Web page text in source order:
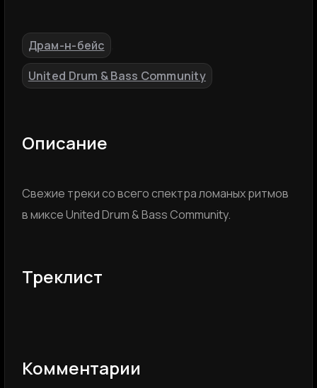
Драм-н-бейс
United Drum & Bass Community
Описание
Cвежие треки со всего спектра ломаных ритмов
в миксе United Drum & Bass Community.
Треклист
Комментарии